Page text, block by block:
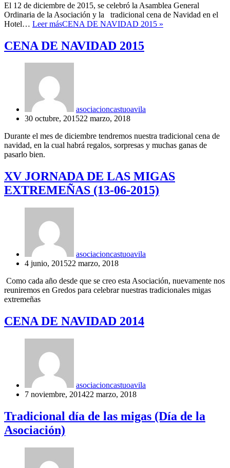
El 12 de diciembre de 2015, se celebró la Asamblea General
Ordinaria de la Asociación y la tradicional cena de Navidad en el
Hotel… Leer másCENA DE NAVIDAD 2015 »
CENA DE NAVIDAD 2015
asociacioncastuoavila
30 octubre, 201522 marzo, 2018
Durante el mes de diciembre tendremos nuestra tradicional cena de
navidad, en la cual habrá regalos, sorpresas y muchas ganas de
pasarlo bien.
XV JORNADA DE LAS MIGAS
EXTREMEÑAS (13-06-2015)
asociacioncastuoavila
4 junio, 201522 marzo, 2018
Como cada año desde que se creo esta Asociación, nuevamente nos
reuniremos en Gredos para celebrar nuestras tradicionales migas
extremeñas
CENA DE NAVIDAD 2014
asociacioncastuoavila
7 noviembre, 201422 marzo, 2018
Tradicional día de las migas (Día de la
Asociación)